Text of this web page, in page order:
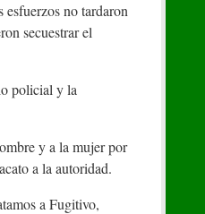
no tardaron
secuestrar el
policial y la
y a la mujer por
a la autoridad.
a Fugitivo,